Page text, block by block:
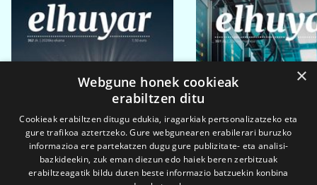
×
Webgune honek cookieak
erabiltzen ditu
Cookieak erabiltzen ditugu edukia, iragarkiak pertsonalizatzeko eta
gure trafikoa aztertzeko. Gure webgunearen erabilerari buruzko
informazioa ere partekatzen dugu gure publizitate- eta analisi-
bazkideekin, zuk eman diezun edo haiek beren zerbitzuak
erabiltzeagatik bildu duten beste informazio batzuekin konbina